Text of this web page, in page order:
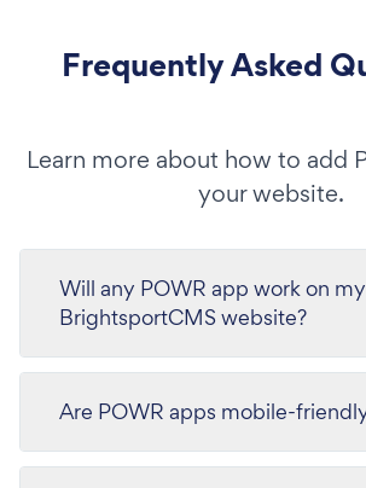
Frequently Asked
Learn more about how to add
your website.
Will any POWR app work on my
BrightsportCMS website?
Are POWR apps mobile-